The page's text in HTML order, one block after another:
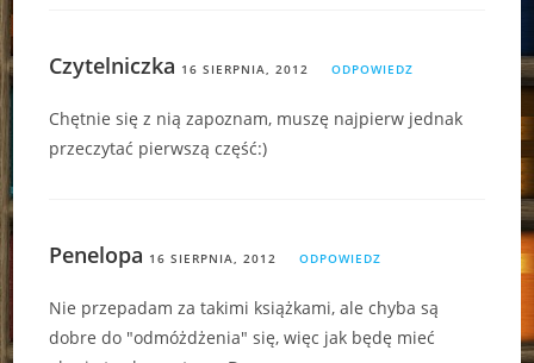
Czytelniczka 16 SIERPNIA, 2012 ODPOWIEDZ
Chętnie się z nią zapoznam, muszę najpierw jednak
przeczytać pierwszą część:)
Penelopa 16 SIERPNIA, 2012 ODPOWIEDZ
Nie przepadam za takimi książkami, ale chyba są
dobre do "odmóżdżenia" się, więc jak będę mieć